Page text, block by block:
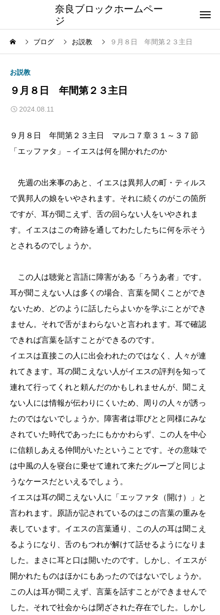
奈良ブロックホームペー
ジ
ブログ お説教 ９月８日 年間第２３主日
お説教
９月８日 年間第２３主日
2024.08.11
９月８日 年間第２３主日 マルコ７章３１～３７節
「エッファタ」－イエスは何を開かれたのか
先週の出来事のあと、イエスは異邦人の町・ティルス
で異邦人の娘をいやされます。それに続くのがこの箇所
ですが、耳が聞こえず、舌の回らない人をいやされま
す。イエスはこの奇跡を通してわたしたちに何を示そう
とされるのでしょうか。
この人は聴覚と言語に障害がある「ろうあ者」です。
耳が聞こえない人は多くの場合、言葉を聞くことができ
ないため、どのように話したらよいかを学ぶことができ
ません。それで舌がまわらないと言われます。耳で確認
できれば言葉を話すことができるのです。
イエスは直接この人に出会われたのではなく、人々が連
れてきます。耳の聞こえない人がイエスの評判を知って
連れて行ってくれと頼んだのかもしれませんが、聞こえ
ない人には情報が伝わりにくいため、周りの人々が誘っ
たのではないでしょうか。障害者は罪びとと同様にみな
されていた時代であったにもかかわらず、この人を中心
に信頼しあえる仲間がいたということです。その意味で
は中風の人を寝台に乗せて連れて来たグループと同じよ
うなケースだといえるでしょう。
イエスは耳の聞こえない人に「エッファタ（開け）」と
言われます。原語が記されているのはこの言葉の重みを
表しています。イエスの言葉通り、この人の耳は聞こえ
るようになり、舌のもつれが解けて話せるようになりま
した。まさに耳と口は開いたのです。しかし、イエスが
開かれたものはほかにもあったのではないでしょうか。
この人は耳が聞こえず、言葉を話すことができませんで
した。それで社会からは閉ざされた存在でした。しかし